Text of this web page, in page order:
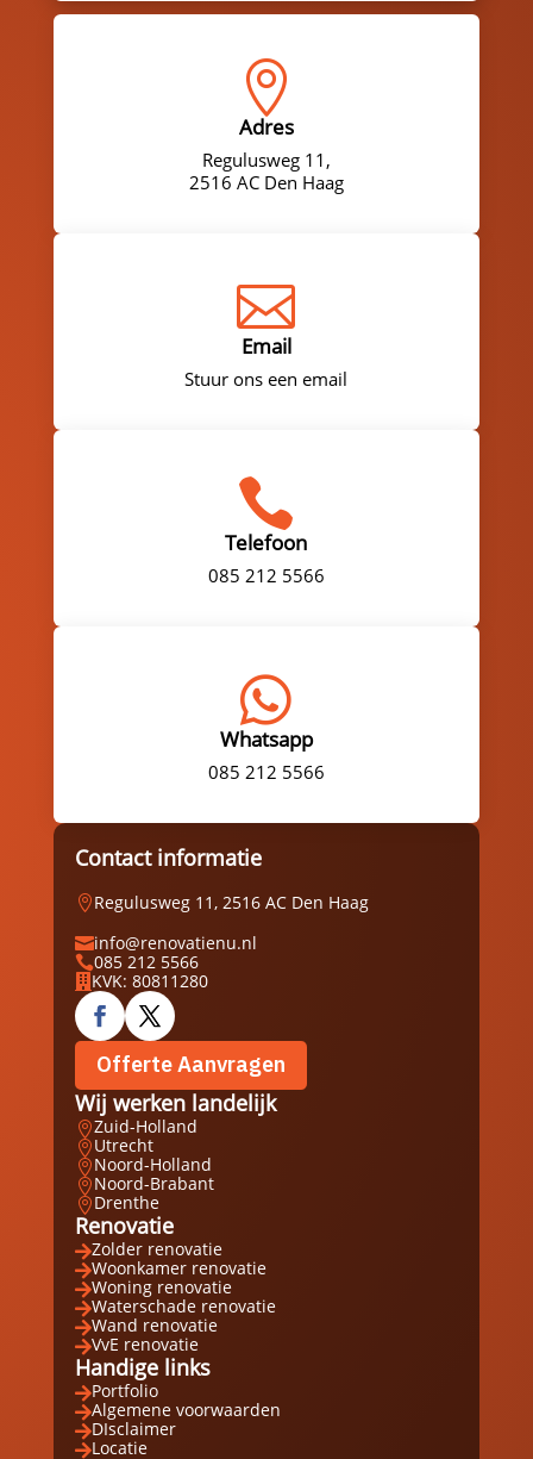

Adres
Regulusweg 11,
2516 AC Den Haag

Email
Stuur ons een email

Telefoon
085 212 5566

Whatsapp
085 212 5566
Contact informatie
Regulusweg 11, 2516 AC Den Haag
info@renovatienu.nl
085 212 5566
 KVK: 80811280
Offerte Aanvragen
Wij werken landelijk
Zuid-Holland
Utrecht
Noord-Holland
Noord-Brabant
Drenthe
Renovatie
Zolder renovatie
Woonkamer renovatie
Woning renovatie
Waterschade renovatie
Wand renovatie
VvE renovatie
Handige links
Portfolio
Algemene voorwaarden
DIsclaimer
Locatie